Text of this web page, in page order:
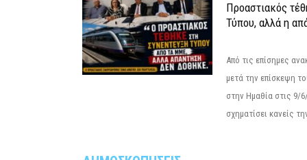
Προαστιακός
Τύπου, αλλά η
Από τις επίσημες
μετά την επίσκεψη
στην Ημαθία στις 9/
σχηματίσει κανείς